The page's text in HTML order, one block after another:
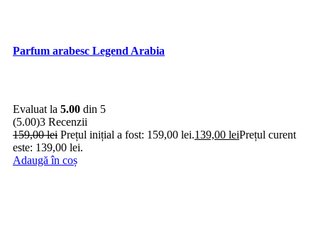
Parfum arabesc Legend Arabia
Evaluat la 5.00 din 5
(5.00)3 Recenzii
159,00lei Prețul inițial a fost: 159,00 lei.139,00 leiPrețul curent
este: 139,00 lei.
Adaugă în coș